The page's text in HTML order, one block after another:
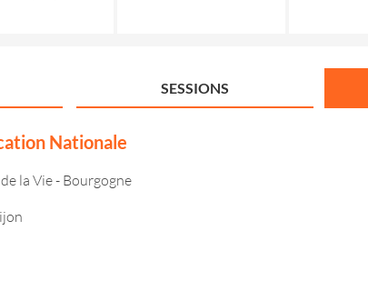
SESSIONS
Nationale
la Vie - Bourgogne